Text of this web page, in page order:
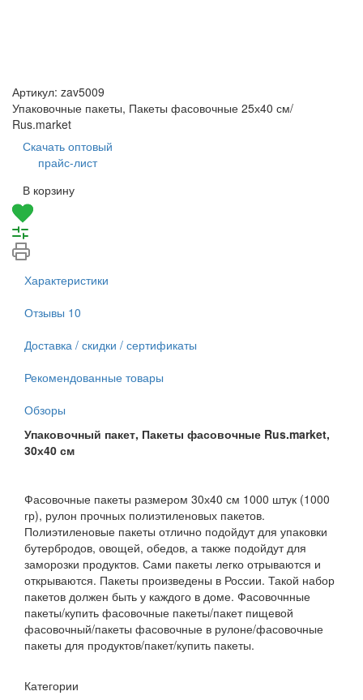
Артикул: zav5009
Упаковочные пакеты, Пакеты фасовочные 25х40 см/
Rus.market
Скачать оптовый
прайс-лист
В корзину
Характеристики
Отзывы 10
Доставка / скидки / сертификаты
Рекомендованные товары
Обзоры
Упаковочный пакет, Пакеты фасовочные Rus.market,
30х40 см
Фасовочные пакеты размером 30х40 см 1000 штук (1000
гр), рулон прочных полиэтиленовых пакетов.
Полиэтиленовые пакеты отлично подойдут для упаковки
бутербродов, овощей, обедов, а также подойдут для
заморозки продуктов. Сами пакеты легко отрываются и
открываются. Пакеты произведены в России. Такой набор
пакетов должен быть у каждого в доме. Фасовочнные
пакеты/купить фасовочные пакеты/пакет пищевой
фасовочный/пакеты фасовочные в рулоне/фасовочные
пакеты для продуктов/пакет/купить пакеты.
Категории